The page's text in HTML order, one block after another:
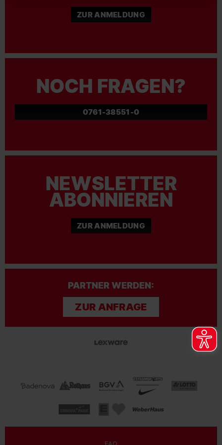
ZUR ANMELDUNG
NOCH FRAGEN?
0761-38551-0
NEWSLETTER
ABONNIEREN
ZUR ANMELDUNG
PARTNER WERDEN:
ZUR ANFRAGE